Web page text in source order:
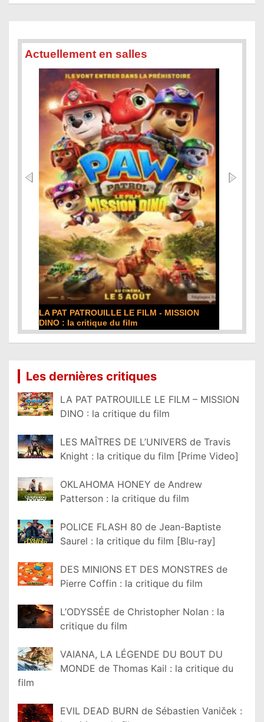
Actuellement en salles
LA PAT PATROUILLE LE FILM - MISSION
DINO : la critique du film
Les dernières critiques
LA PAT PATROUILLE LE FILM – MISSION
DINO : la critique du film
LES MAÎTRES DE L’UNIVERS de Travis
Knight : la critique du film [Prime Video]
OKLAHOMA HONEY de Andrew
Patterson : la critique du film
POLICE FLASH 80 de Jean-Baptiste
Saurel : la critique du film [Blu-ray]
DES MINIONS ET DES MONSTRES de
Pierre Coffin : la critique du film
L’ODYSSÉE de Christopher Nolan : la
critique du film
VAIANA, LA LÉGENDE DU BOUT DU
MONDE de Thomas Kail : la critique du
film
EVIL DEAD BURN de Sébastien Vaniček :